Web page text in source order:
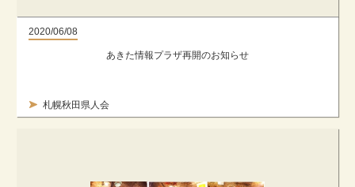
2020/06/08
札幌秋田県人会
あきた情報プラザ再開のお知らせ